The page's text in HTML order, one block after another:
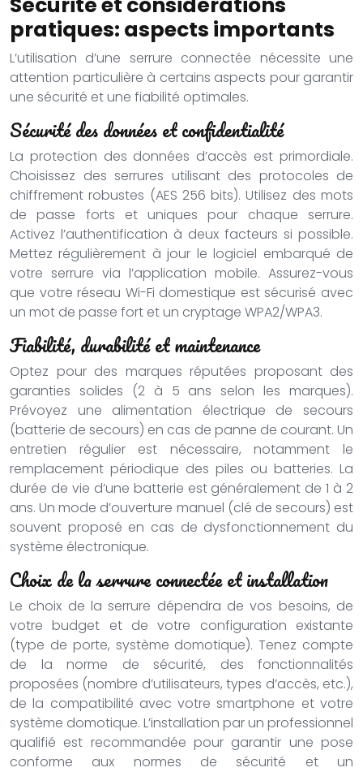
pratiques: aspects importants
L’utilisation d’une serrure connectée nécessite une
attention particulière à certains aspects pour garantir
une sécurité et une fiabilité optimales.
Sécurité des données et confidentialité
La protection des données d’accès est primordiale.
Choisissez des serrures utilisant des protocoles de
chiffrement robustes (AES 256 bits). Utilisez des mots
de passe forts et uniques pour chaque serrure.
Activez l’authentification à deux facteurs si possible.
Mettez régulièrement à jour le logiciel embarqué de
votre serrure via l’application mobile. Assurez-vous
que votre réseau Wi-Fi domestique est sécurisé avec
un mot de passe fort et un cryptage WPA2/WPA3.
Fiabilité, durabilité et maintenance
Optez pour des marques réputées proposant des
garanties solides (2 à 5 ans selon les marques).
Prévoyez une alimentation électrique de secours
(batterie de secours) en cas de panne de courant. Un
entretien régulier est nécessaire, notamment le
remplacement périodique des piles ou batteries. La
durée de vie d’une batterie est généralement de 1 à 2
ans. Un mode d’ouverture manuel (clé de secours) est
souvent proposé en cas de dysfonctionnement du
système électronique.
Choix de la serrure connectée et installation
Le choix de la serrure dépendra de vos besoins, de
votre budget et de votre configuration existante
(type de porte, système domotique). Tenez compte
de la norme de sécurité, des fonctionnalités
proposées (nombre d’utilisateurs, types d’accès, etc.),
de la compatibilité avec votre smartphone et votre
système domotique. L’installation par un professionnel
qualifié est recommandée pour garantir une pose
conforme aux normes de sécurité et un